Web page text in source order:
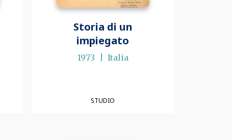
Storia di un
impiegato
1973 Italia
STUDIO